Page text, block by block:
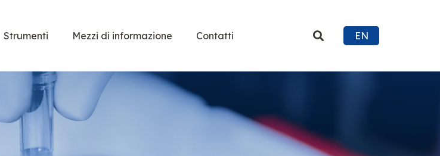
Strumenti Mezzi di informazione Contatti EN